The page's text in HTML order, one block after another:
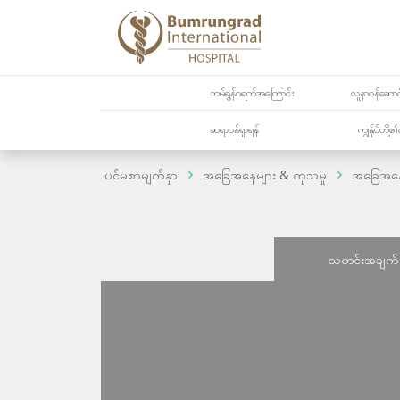
ဘမ်ရွန်ဂရက်အကြောင်း လူနာဝန်ဆော
ဆရာဝန်ရှာရန် ကျွန်ုပ်တို့၏
ပင်မစာမျက်နှာ အခြေအနေများ & ကုသမှု အခြေအန
သတင်းအခ